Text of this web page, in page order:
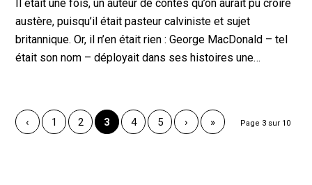
Il était une fois, un auteur de contes qu’on aurait pu croire
austère, puisqu’il était pasteur calviniste et sujet
britannique. Or, il n’en était rien : George MacDonald – tel
était son nom – déployait dans ses histoires une…
Page 3 sur 10
‹ 1 2 3 4 5 › »